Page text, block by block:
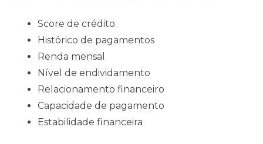
Score de crédito
Histórico de pagamentos
Renda mensal
Nível de endividamento
Relacionamento financeiro
Capacidade de pagamento
Estabilidade financeira